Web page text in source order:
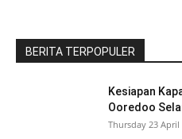
BERITA TERPOPULER
Kesiapan
Ooredoo
Thursday 23